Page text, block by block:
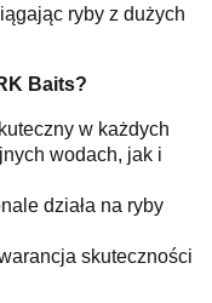
ryby z dużych
Baits?
w każdych
wodach, jak i
działa na ryby
skuteczności